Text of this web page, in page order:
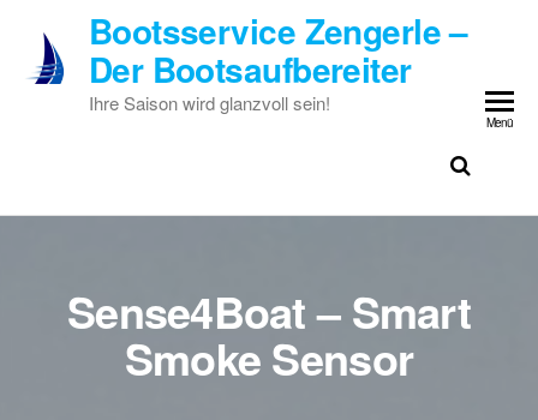
Inhalt
springen
Bootsservice Zengerle –
Der Bootsaufbereiter
Ihre Saison wird glanzvoll sein!
Menü
Sense4Boat – Smart
Smoke Sensor